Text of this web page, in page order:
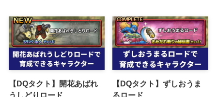
【DQタクト】開花あばれ
【DQタクト】ずしおうま